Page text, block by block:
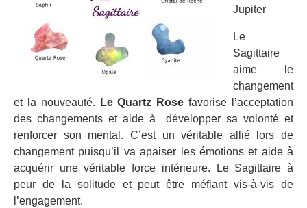
Jupiter
Le
Sagittaire
aime le
changement
et la nouveauté. Le Quartz Rose favorise l’acceptation
des changements et aide à développer sa volonté et
renforcer son mental. C’est un véritable allié lors de
changement puisqu’il va apaiser les émotions et aide à
acquérir une véritable force intérieure. Le Sagittaire à
peur de la solitude et peut être méfiant vis-à-vis de
l’engagement.